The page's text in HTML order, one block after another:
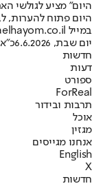
היום" מציע לגולשי
היום פתוח להערות,
במייל hayom@israelhayom.co.il.
יום שבת, 6.6.2026
חדשות
דעות
ספורט
ForReal
תרבות ובידור
אוכל
מגזין
אנחנו מגייסים
English
X
חדשות